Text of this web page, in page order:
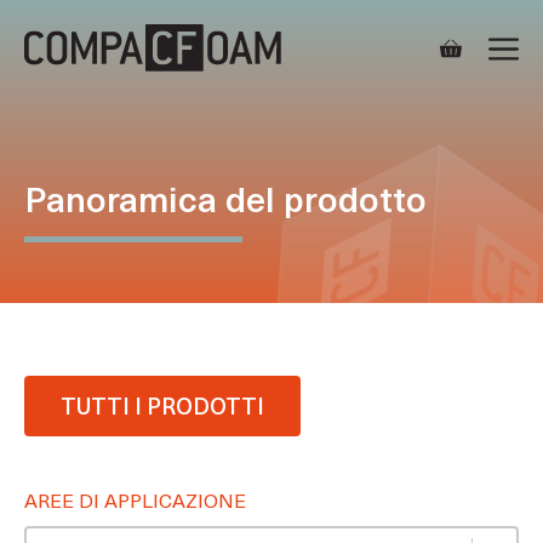
contenuto
Panoramica del prodotto
TUTTI I PRODOTTI
AREE DI APPLICAZIONE